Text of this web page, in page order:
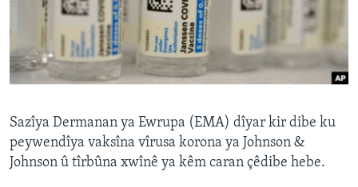
ÇAND Û HUNER
SERNIVÎS
SORANÎ
Learning English
FOLLOW US
Sazîya Dermanan ya Ewrupa (EMA) dîyar kir dibe ku
peywendîya vaksîna vîrusa korona ya Johnson &
Johnson û tîrbûna xwînê ya kêm caran çêdibe hebe.